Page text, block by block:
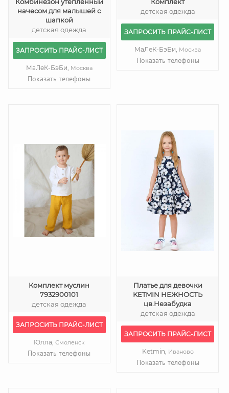
начесом для малышей с
шапкой
детская одежда
ЗАПРОСИТЬ ПРАЙС-ЛИСТ
МаЛеК-БэБи, Москва
Показать телефоны
детская одежда
ЗАПРОСИТЬ ПРАЙС-ЛИСТ
МаЛеК-БэБи, Москва
Показать телефоны
Комплект муслин
7932900101
детская одежда
ЗАПРОСИТЬ ПРАЙС-ЛИСТ
Юлла,Смоленск
Показать телефоны
Платье для девочки
KETMIN НЕЖНОСТЬ
цв.Незабудка
детская одежда
ЗАПРОСИТЬ ПРАЙС-ЛИСТ
Ketmin, Иваново
Показать телефоны